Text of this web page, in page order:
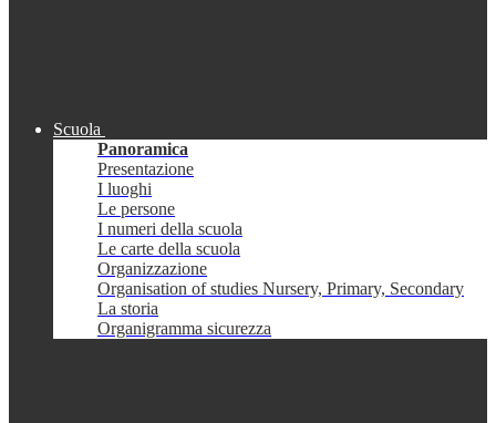
Scuola
Panoramica
Presentazione
I luoghi
Le persone
I numeri della scuola
Le carte della scuola
Organizzazione
Organisation of studies Nursery, Primary, Secondary
La storia
Organigramma sicurezza